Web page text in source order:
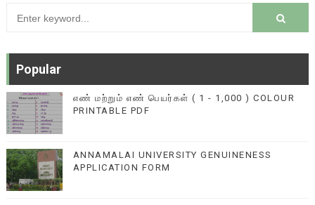
Popular
எண் மற்றும் எண் பெயர்கள் ( 1 - 1,000 ) COLOUR
PRINTABLE PDF
ANNAMALAI UNIVERSITY GENUINENESS
APPLICATION FORM